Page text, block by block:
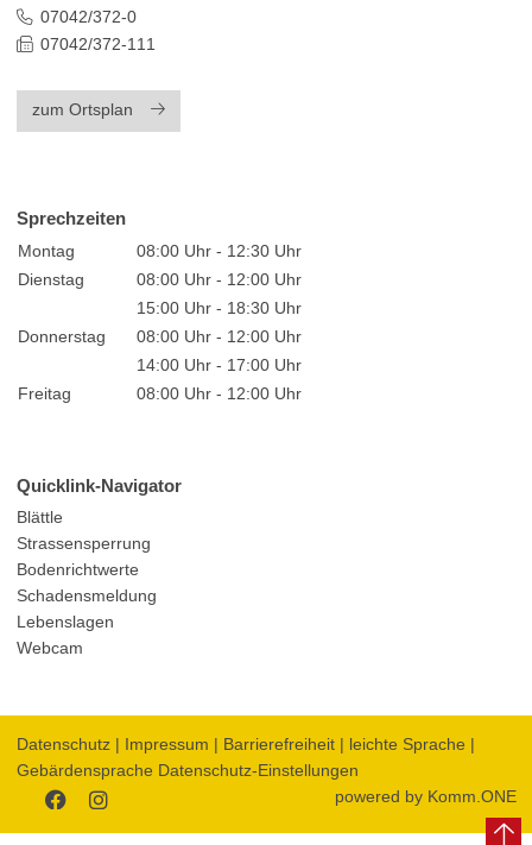
07042/372-0
07042/372-111
zum Ortsplan
Sprechzeiten
Montag
08:00 Uhr - 12:30 Uhr
Dienstag
08:00 Uhr - 12:00 Uhr
15:00 Uhr - 18:30 Uhr
Donnerstag
08:00 Uhr - 12:00 Uhr
14:00 Uhr - 17:00 Uhr
Freitag
08:00 Uhr - 12:00 Uhr
Quicklink-Navigator
Blättle
Strassensperrung
Bodenrichtwerte
Schadensmeldung
Lebenslagen
Webcam
Datenschutz| Impressum Barrierefreiheit| leichte Sprache
Gebärdensprache Datenschutz-Einstellungen
Facebookauftritt
Instagramauftritt
powered by Komm.ONE